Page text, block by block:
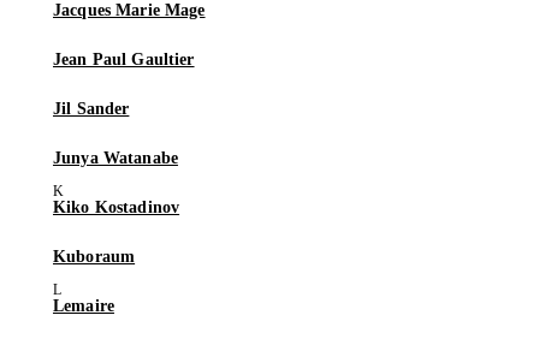
Jacques Marie Mage
Jean Paul Gaultier
Jil Sander
Junya Watanabe
Kiko Kostadinov
Kuboraum
Lemaire